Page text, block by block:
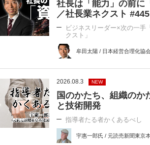
社長は「能力」の前に
／社長業ネクスト #445
ビジネスリーダー×次の一手
クスト」
牟田太陽 / 日本経営合理化協
2026.08.3 NEW
国のかたち、組織のか
と技術開発
指導者たる者かくあるべし
宇惠一郎氏 / 元読売新聞東京